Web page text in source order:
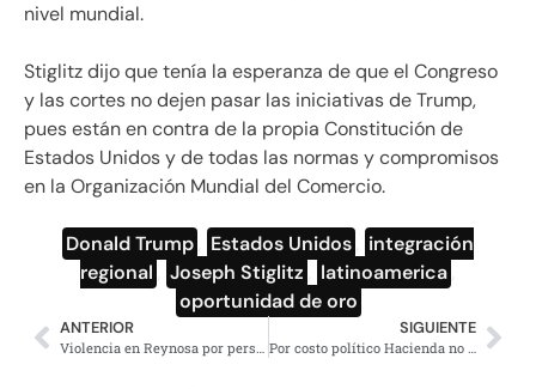
nivel mundial.
Stiglitz dijo que tenía la esperanza de que el Congreso
y las cortes no dejen pasar las iniciativas de Trump,
pues están en contra de la propia Constitución de
Estados Unidos y de todas las normas y compromisos
en la Organización Mundial del Comercio.
Donald Trump Estados Unidos
integración
regional
Joseph Stiglitz latinoamerica
oportunidad de oro
ANTERIOR
Violencia en Reynosa por persecución de líder del Cartel del Golfo: «Comandante Toro»
SIGUIENTE
Por costo político Hacienda no implementará gasolinazo